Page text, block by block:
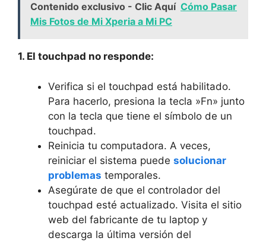
Contenido exclusivo - Clic Aquí Cómo Pasar
Mis Fotos de Mi Xperia a Mi PC
1.‌ El touchpad no responde:
Verifica si el ‌touchpad está habilitado.
Para​ hacerlo,​ presiona la tecla ⁢»Fn» junto
⁢con ⁤la tecla que tiene el símbolo de un
touchpad.
Reinicia tu computadora.‌ A veces,‌
reiniciar‍ el sistema puede⁤ solucionar
problemas temporales.
Asegúrate de ⁣que el controlador del
touchpad esté⁤ actualizado. Visita el sitio
web del fabricante de⁤ tu laptop y
descarga la última versión del